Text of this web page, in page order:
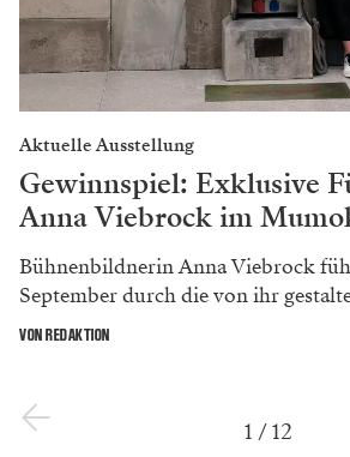
Aktuelle Ausstellung
Gewinnspiel: Exklusive
Anna Viebrock im
Bühnenbildnerin Anna Viebrock
September durch die von ihr
VON REDAKTION
1 /12